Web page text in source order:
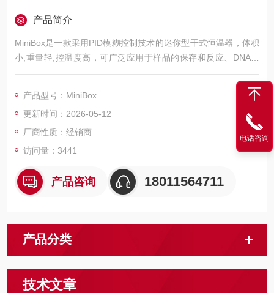
产品简介
MiniBox是一款采用PID模糊控制技术的迷你型干式恒温器，体积
小,重量轻,控温度高，可广泛应用于样品的保存和反应、DNA扩
增和电泳的预变性、血清凝固等。适用于车上、船上等任何有10
产品型号：MiniBox
更新时间：2026-05-12
厂商性质：经销商
访问量：3441
产品咨询 18011564711
产品分类
技术文章
电话咨询